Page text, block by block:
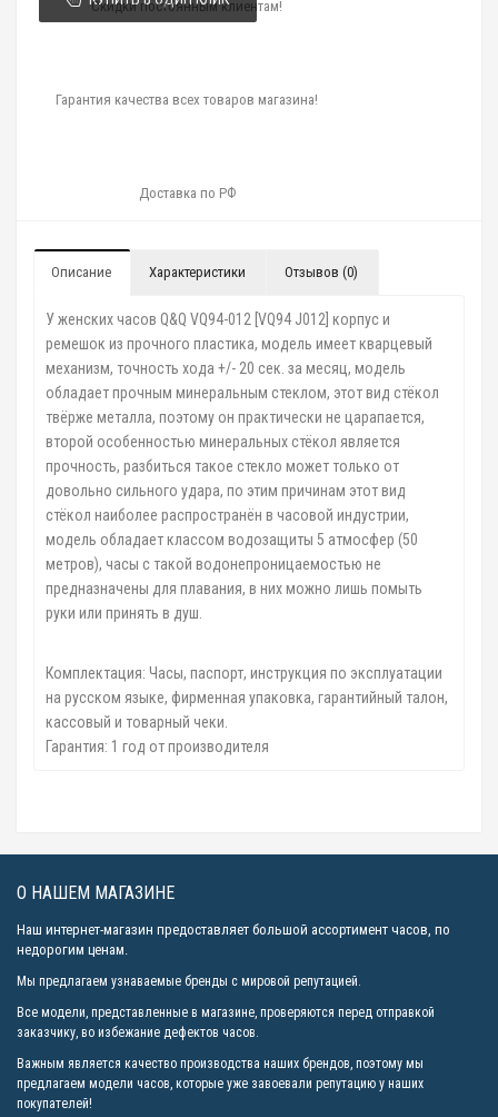
Скидки постоянным клиентам!
Гарантия качества всех товаров магазина!
Доставка по РФ
Описание Характеристики Отзывов (0)
У женских часов Q&Q VQ94-012 [VQ94 J012] корпус и
ремешок из прочного пластика, модель имеет кварцевый
механизм, точность хода +/- 20 сек. за месяц, модель
обладает прочным минеральным стеклом, этот вид стёкол
твёрже металла, поэтому он практически не царапается,
второй особенностью минеральных стёкол является
прочность, разбиться такое стекло может только от
довольно сильного удара, по этим причинам этот вид
стёкол наиболее распространён в часовой индустрии,
модель обладает классом водозащиты 5 атмосфер (50
метров), часы с такой водонепроницаемостью не
предназначены для плавания, в них можно лишь помыть
руки или принять в душ.
Комплектация: Часы, паспорт, инструкция по эксплуатации
на русском языке, фирменная упаковка, гарантийный талон,
кассовый и товарный чеки.
Гарантия: 1 год от производителя
О НАШЕМ МАГАЗИНЕ
Наш интернет-магазин предоставляет большой ассортимент часов, по
недорогим ценам.
Мы предлагаем узнаваемые бренды с мировой репутацией.
Все модели, представленные в магазине, проверяются перед отправкой
заказчику, во избежание дефектов часов.
Важным является качество производства наших брендов, поэтому мы
предлагаем модели часов, которые уже завоевали репутацию у наших
покупателей!